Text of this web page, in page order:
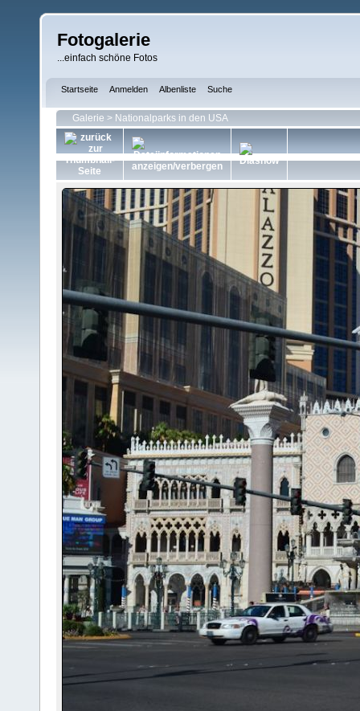
Fotogalerie
...einfach schöne Fotos
Startseite Anmelden Albenliste Suche
Galerie > Nationalparks in den USA